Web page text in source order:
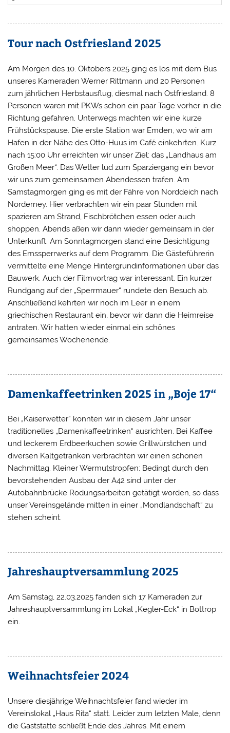
Tour nach Ostfriesland 2025
Am Morgen des 10. Oktobers 2025 ging es los mit dem Bus
unseres Kameraden Werner Rittmann und 20 Personen
zum jährlichen Herbstausflug, diesmal nach Ostfriesland. 8
Personen waren mit PKWs schon ein paar Tage vorher in die
Richtung gefahren. Unterwegs machten wir eine kurze
Frühstückspause. Die erste Station war Emden, wo wir am
Hafen in der Nähe des Otto-Huus im Café einkehrten. Kurz
nach 15:00 Uhr erreichten wir unser Ziel: das „Landhaus am
Großen Meer“. Das Wetter lud zum Sparziergang ein bevor
wir uns zum gemeinsamen Abendessen trafen. Am
Samstagmorgen ging es mit der Fähre von Norddeich nach
Norderney. Hier verbrachten wir ein paar Stunden mit
spazieren am Strand, Fischbrötchen essen oder auch
shoppen. Abends aßen wir dann wieder gemeinsam in der
Unterkunft. Am Sonntagmorgen stand eine Besichtigung
des Emssperrwerks auf dem Programm. Die Gästeführerin
vermittelte eine Menge Hintergrundinformationen über das
Bauwerk. Auch der Filmvortrag war interessant. Ein kurzer
Rundgang auf der „Sperrmauer“ rundete den Besuch ab.
Anschließend kehrten wir noch im Leer in einem
griechischen Restaurant ein, bevor wir dann die Heimreise
antraten. Wir hatten wieder einmal ein schönes
gemeinsames Wochenende.
Damenkaffeetrinken 2025 in „Boje 17“
Bei „Kaiserwetter“ konnten wir in diesem Jahr unser
traditionelles „Damenkaffeetrinken“ ausrichten. Bei Kaffee
und leckerem Erdbeerkuchen sowie Grillwürstchen und
diversen Kaltgetränken verbrachten wir einen schönen
Nachmittag. Kleiner Wermutstropfen: Bedingt durch den
bevorstehenden Ausbau der A42 sind unter der
Autobahnbrücke Rodungsarbeiten getätigt worden, so dass
unser Vereinsgelände mitten in einer „Mondlandschaft“ zu
stehen scheint.
Jahreshauptversammlung 2025
Am Samstag, 22.03.2025 fanden sich 17 Kameraden zur
Jahreshauptversammlung im Lokal „Kegler-Eck“ in Bottrop
ein.
Weihnachtsfeier 2024
Unsere diesjährige Weihnachtsfeier fand wieder im
Vereinslokal „Haus Rita“ statt. Leider zum letzten Male, denn
die Gaststätte schließt Ende des Jahres. Mit einem